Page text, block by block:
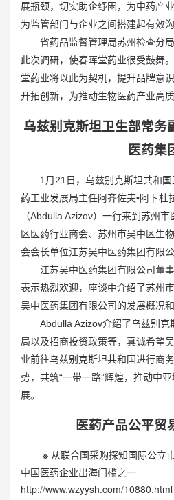
展瓶颈，切实助企纾困，为中药产
为监管部门与企业之间搭建起有效沟
省药品监督管理局苏州检查分局
此次调研，使春晖堂药业很受鼓舞
堂药业将以此为契机，提升品牌意
开拓创新，为推动生物医药产业高
乌兹别克斯坦卫生部常务
医药集
1月21日，乌兹别克斯坦共和国
药工业发展局主任阿齐佐夫•阿卜杜
（Abdulla Azizov）一行来到苏州
区医药行业商会、苏州市吴中区生
会会长单位江苏吴中医药集团有限
江苏吴中医药集团有限公司董事
表示热烈欢迎，座谈中介绍了苏州
吴中医药集团有限公司的发展概况和
Abdulla Azizov介绍了乌兹别克
局以及招商投资政策等，真诚希望
业前往乌兹别克斯坦共和国进行商
势，共筑“一带一路”辉煌，推动中
展。
医药产品公平贸
※ 从联合国采购探知国际公
中国医药企业出海门槛之一
http://www.wzyysh.com/10880.html